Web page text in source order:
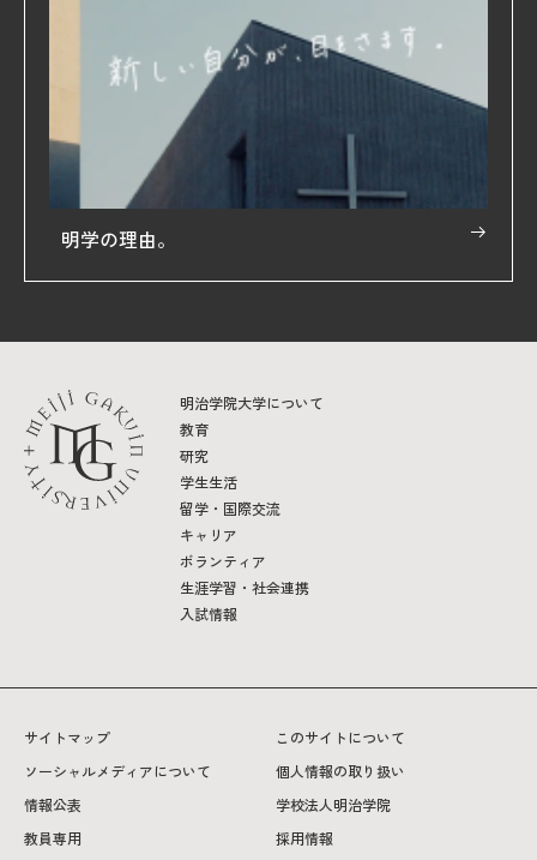
明学の理由。
明治学院大学について
教育
研究
学生生活
留学・国際交流
キャリア
ボランティア
生涯学習・社会連携
入試情報
サイトマップ
このサイトについて
ソーシャルメディアについて
個人情報の取り扱い
情報公表
学校法人明治学院
教員専用
採用情報